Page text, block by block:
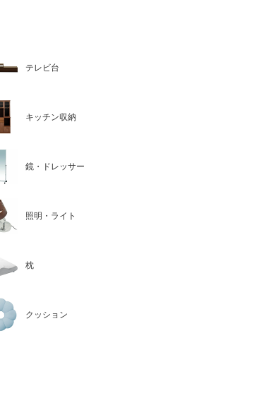
テレビ台
キッチン収納
鏡・ドレッサー
照明・ライト
枕
クッション